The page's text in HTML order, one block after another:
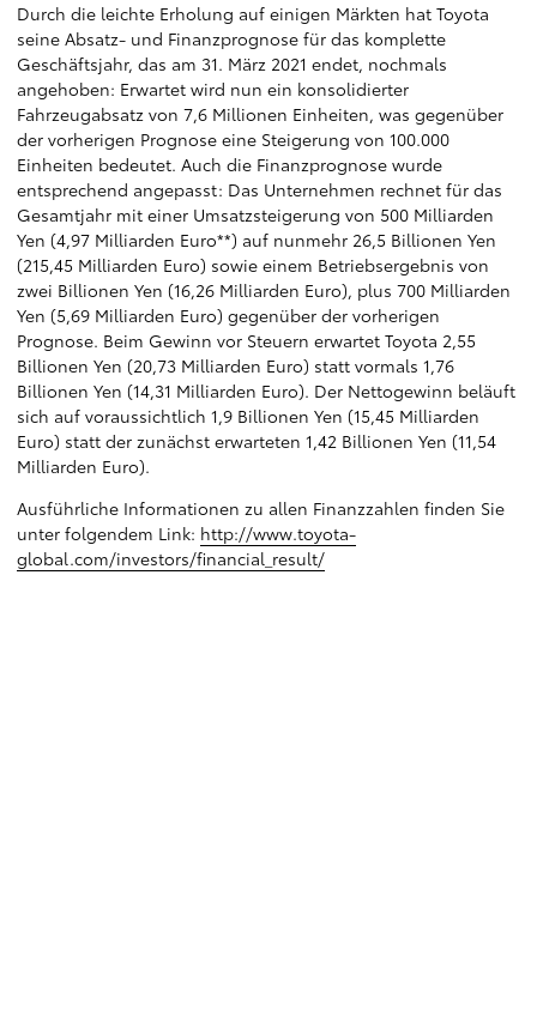
Durch die leichte Erholung auf einigen Märkten hat Toyota
seine Absatz- und Finanzprognose für das komplette
Geschäftsjahr, das am 31. März 2021 endet, nochmals
angehoben: Erwartet wird nun ein konsolidierter
Fahrzeugabsatz von 7,6 Millionen Einheiten, was gegenüber
der vorherigen Prognose eine Steigerung von 100.000
Einheiten bedeutet. Auch die Finanzprognose wurde
entsprechend angepasst: Das Unternehmen rechnet für das
Gesamtjahr mit einer Umsatzsteigerung von 500 Milliarden
Yen (4,97 Milliarden Euro**) auf nunmehr 26,5 Billionen Yen
(215,45 Milliarden Euro) sowie einem Betriebsergebnis von
zwei Billionen Yen (16,26 Milliarden Euro), plus 700 Milliarden
Yen (5,69 Milliarden Euro) gegenüber der vorherigen
Prognose. Beim Gewinn vor Steuern erwartet Toyota 2,55
Billionen Yen (20,73 Milliarden Euro) statt vormals 1,76
Billionen Yen (14,31 Milliarden Euro). Der Nettogewinn beläuft
sich auf voraussichtlich 1,9 Billionen Yen (15,45 Milliarden
Euro) statt der zunächst erwarteten 1,42 Billionen Yen (11,54
Milliarden Euro).
Ausführliche Informationen zu allen Finanzzahlen finden Sie
unter folgendem Link: http://www.toyota-
global.com/investors/financial_result/